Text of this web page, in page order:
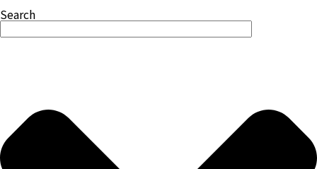
Search